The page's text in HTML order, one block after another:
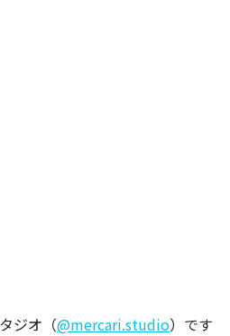
ジオ（@mercari.studio）です